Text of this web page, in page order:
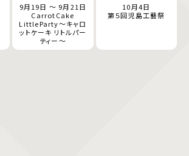
9月19日 ～ 9月21日
CarrotCake
LittleParty～キャロ
ットケーキ リトルパー
ティー～
10月4日
第５回児島工藝祭